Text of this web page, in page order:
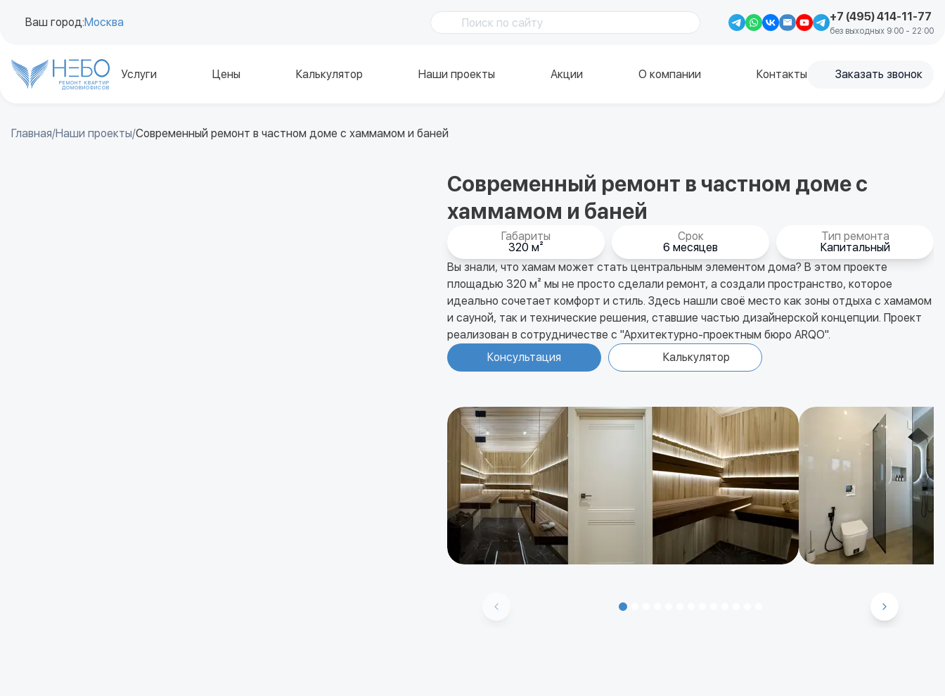
Ваш город:Москва +7 (495) 414-11-77
без выходных 9:00 - 22:00
РЕМОНТ КВАРТИР
ДОМОВИОФИСОВ
Услуги Цены Калькулятор Наши проекты Акции О компании Контакты Заказать звонок
Главная/Наши проекты/Современный ремонт в частном доме с хаммамом и баней
Современный ремонт в частном доме с
хаммамом и баней
Габариты
320 м²
Срок
6 месяцев
Тип ремонта
Капитальный
Вы знали, что хамам может стать центральным элементом дома? В этом проекте
площадью 320 м² мы не просто сделали ремонт, а создали пространство, которое
идеально сочетает комфорт и стиль. Здесь нашли своё место как зоны отдыха с хамамом
и сауной, так и технические решения, ставшие частью дизайнерской концепции. Проект
реализован в сотрудничестве с "Архитектурно-проектным бюро ARQO".
Консультация
Калькулятор